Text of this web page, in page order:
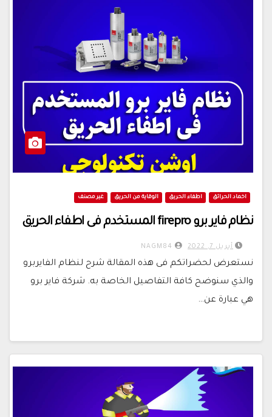
اخماد الحرائق اطفاء الحريق الوقاية من الحريق غير مصنف
نظام فاير برو firepro المستخدم فى اطفاء الحريق
أبريل 7, 2022
نستعرض لحضراتكم فى هذه المقالة شرح لنظام الفايربرو
والذي سنوضح كافة التفاصيل الخاصة به. شركة فاير برو
هي عبارة عن…